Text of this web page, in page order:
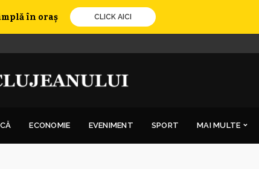
în oraș CLICK AICI
ECONOMIE EVENIMENT SPORT MAI MULTE